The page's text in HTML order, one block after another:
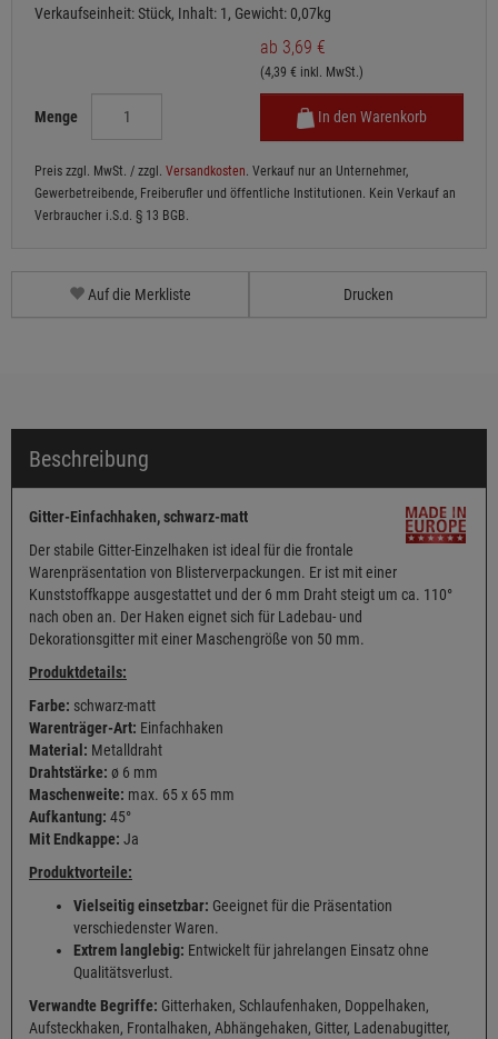
Verkaufseinheit: Stück, Inhalt: 1, Gewicht: 0,07kg
ab 3,69 €
(4,39 € inkl. MwSt.)
Menge In den Warenkorb
Preis zzgl. MwSt. / zzgl. Versandkosten. Verkauf nur an Unternehmer,
Gewerbetreibende, Freiberufler und öffentliche Institutionen. Kein Verkauf an
Verbraucher i.S.d. § 13 BGB.
Auf die Merkliste Drucken
Beschreibung
Gitter-Einfachhaken, schwarz-matt
Der stabile Gitter-Einzelhaken ist ideal für die frontale
Warenpräsentation von Blisterverpackungen. Er ist mit einer
Kunststoffkappe ausgestattet und der 6 mm Draht steigt um ca. 110°
nach oben an. Der Haken eignet sich für Ladebau- und
Dekorationsgitter mit einer Maschengröße von 50 mm.
Produktdetails:
Farbe: schwarz-matt
Warenträger-Art: Einfachhaken
Material: Metalldraht
Drahtstärke: ø 6 mm
Maschenweite: max. 65 x 65 mm
Aufkantung: 45°
Mit Endkappe: Ja
Produktvorteile:
Vielseitig einsetzbar: Geeignet für die Präsentation
verschiedenster Waren.
Extrem langlebig: Entwickelt für jahrelangen Einsatz ohne
Qualitätsverlust.
Verwandte Begriffe: Gitterhaken, Schlaufenhaken, Doppelhaken,
Aufsteckhaken, Frontalhaken, Abhängehaken, Gitter, Ladenabugitter,